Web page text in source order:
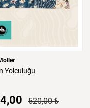
Yolculuğu
520,00 ₺